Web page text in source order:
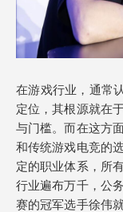
在游戏行业，通常
定位，其根源就在
与门槛。而在这方
和传统游戏电竞的
定的职业体系，所
行业遍布万千，公
赛的冠军选手徐伟